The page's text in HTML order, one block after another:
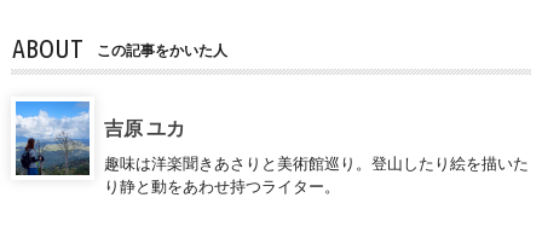
ABOUT この記事をかいた人
吉原 ユカ
趣味は洋楽聞きあさりと美術館巡り。登山したり絵を描いた
り静と動をあわせ持つライター。